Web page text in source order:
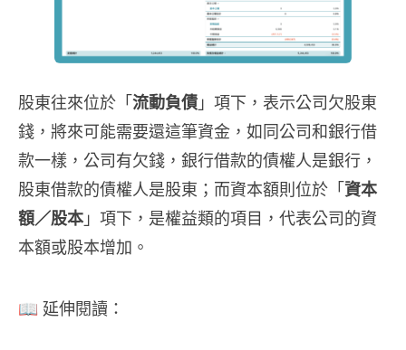
股東往來位於「流動負債 」項下，表示公司欠股東
錢，將來可能需要還這筆資金，如同公司和銀行借
款一樣，公司有欠錢，銀行借款的債權人是銀行，
股東借款的債權人是股東；而資本額則位於「資本
額／股本 」項下，是權益類的項目，代表公司的資
本額或股本增加。
📖 延伸閱讀：